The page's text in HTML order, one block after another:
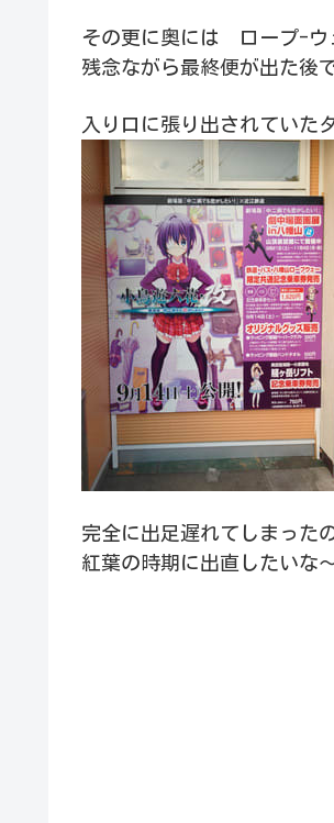
その更に奥には ロープ-ウ
残念ながら最終便が出た後
入り口に張り出されていた
完全に出足遅れてしまった
紅葉の時期に出直したいな